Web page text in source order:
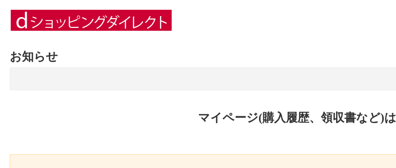
お知らせ
マイページ(購入履歴、領収書など)は